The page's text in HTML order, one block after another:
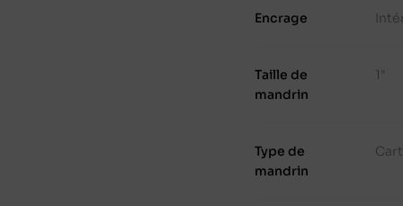
Encrage
Taille de
mandrin
1"
Type de
mandrin